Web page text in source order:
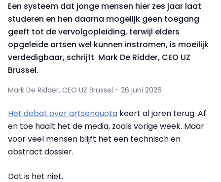
Een systeem dat jonge mensen hier zes jaar laat
studeren en hen daarna mogelijk geen toegang
geeft tot de vervolgopleiding, terwijl elders
opgeleide artsen wel kunnen instromen, is moeilijk
verdedigbaar, schrijft Mark De Ridder, CEO UZ
Brussel.
Mark De Ridder, CEO UZ Brussel - 26 juni 2026
Het debat over artsenquota keert al jaren terug. Af
en toe haalt het de media, zoals vorige week. Maar
voor veel mensen blijft het een technisch en
abstract dossier.
Dat is het niet.